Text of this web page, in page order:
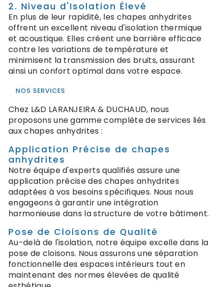
2. Niveau d'Isolation Élevé
En plus de leur rapidité, les chapes anhydrites
offrent un excellent niveau d'isolation thermique
et acoustique. Elles créent une barrière efficace
contre les variations de température et
minimisent la transmission des bruits, assurant
ainsi un confort optimal dans votre espace.
NOS SERVICES
Chez L&D LARANJEIRA & DUCHAUD, nous
proposons une gamme complète de services liés
aux chapes anhydrites :
Application Précise de chapes
anhydrites
Notre équipe d'experts qualifiés assure une
application précise des chapes anhydrites
adaptées à vos besoins spécifiques. Nous nous
engageons à garantir une intégration
harmonieuse dans la structure de votre bâtiment.
Pose de Cloisons de Qualité
Au-delà de l'isolation, notre équipe excelle dans la
pose de cloisons. Nous assurons une séparation
fonctionnelle des espaces intérieurs tout en
maintenant des normes élevées de qualité